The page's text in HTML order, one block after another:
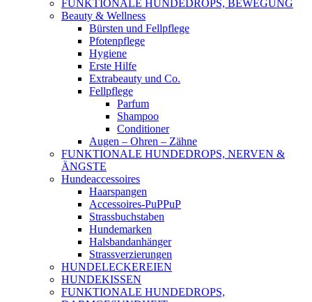
FUNKTIONALE HUNDEDROPS, BEWEGUNG
Beauty & Wellness
Bürsten und Fellpflege
Pfotenpflege
Hygiene
Erste Hilfe
Extrabeauty und Co.
Fellpflege
Parfum
Shampoo
Conditioner
Augen – Ohren – Zähne
FUNKTIONALE HUNDEDROPS, NERVEN &
ÄNGSTE
Hundeaccessoires
Haarspangen
Accessoires-PuPPuP
Strassbuchstaben
Hundemarken
Halsbandanhänger
Strassverzierungen
HUNDELECKEREIEN
HUNDEKISSEN
FUNKTIONALE HUNDEDROPS,